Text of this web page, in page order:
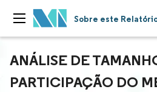
Sobre este
ANÁLISE DE
PARTICIPAÇÃO DO